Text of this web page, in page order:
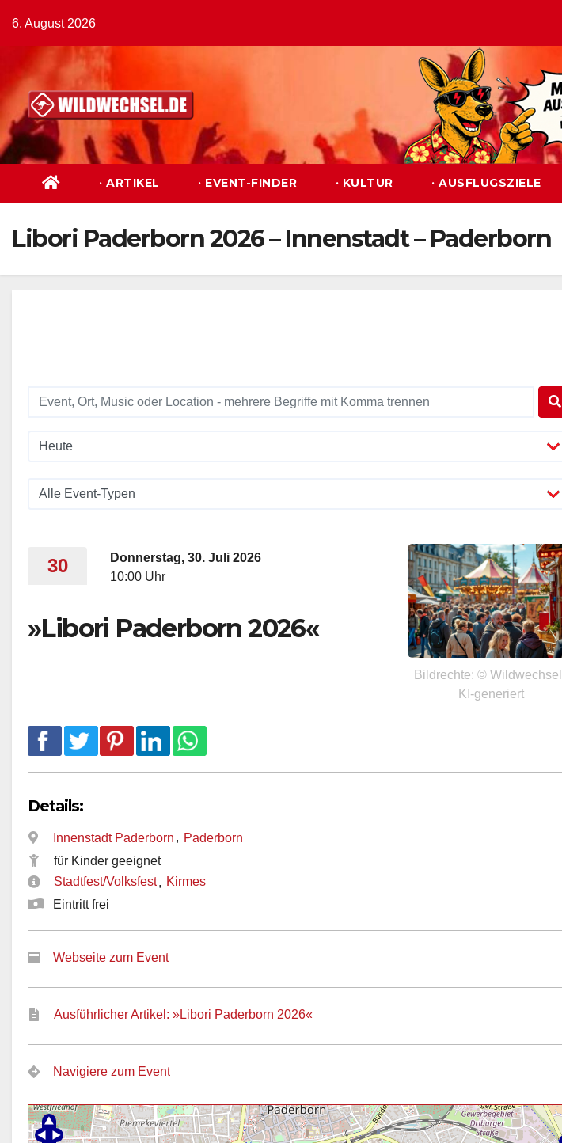
Inhalt
springen
6. August 2026
· ARTIKEL · EVENT-FINDER · KULTUR · AUSFLUGSZIELE
Libori Paderborn 2026 – Innenstadt – Paderborn
30
Donnerstag, 30. Juli 2026
10:00 Uhr
»Libori Paderborn 2026«
Bildrechte: © Wildwechsel |
KI-generiert
Details:
Innenstadt Paderborn , Paderborn
für Kinder geeignet
Stadtfest/Volksfest, Kirmes
Eintritt frei
Webseite zum Event
Ausführlicher Artikel: »Libori Paderborn 2026«
Navigiere zum Event